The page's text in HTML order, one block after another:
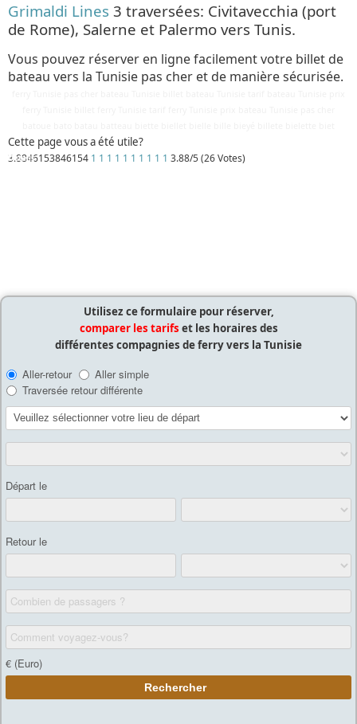
Grimaldi Lines 3 traversées: Civitavecchia (port
de Rome), Salerne et Palermo vers Tunis.
Vous pouvez réserver en ligne facilement votre billet de
bateau vers la Tunisie pas cher et de manière sécurisée.
Cette page vous a été utile?
3.8846153846154 1 1 1 1 1 1 1 1 1 1 3.88/5 (26 Votes)
Détails
Utilisez ce formulaire pour réserver,
comparer les tarifs et les horaires des
différentes compagnies de ferry vers la Tunisie